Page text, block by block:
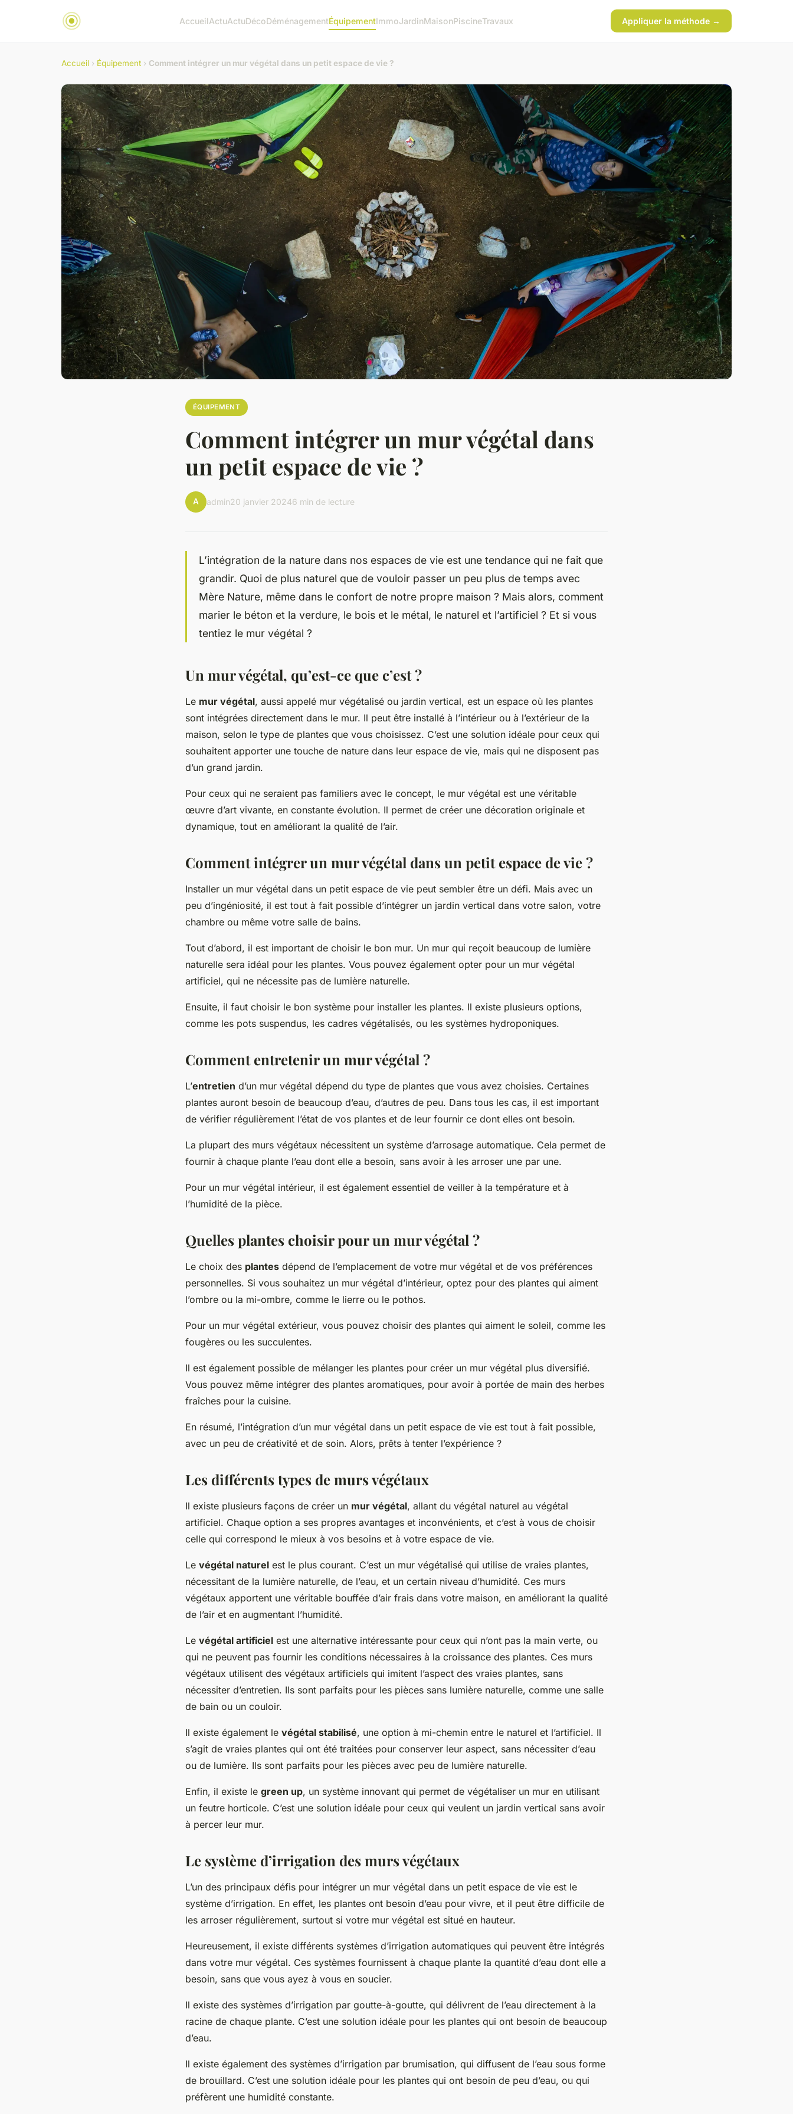
AccueilActuActuDécoDéménagementÉquipementImmoJardinMaisonPiscineTravaux Appliquer la méthode →
Accueil › Équipement › Comment intégrer un mur végétal dans un petit espace de vie ?
ÉQUIPEMENT
Comment intégrer un mur végétal dans
un petit espace de vie ?
A admin20 janvier 20246 min de lecture
L’intégration de la nature dans nos espaces de vie est une tendance qui ne fait que
grandir. Quoi de plus naturel que de vouloir passer un peu plus de temps avec
Mère Nature, même dans le confort de notre propre maison ? Mais alors, comment
marier le béton et la verdure, le bois et le métal, le naturel et l’artificiel ? Et si vous
tentiez le mur végétal ?
Un mur végétal, qu’est-ce que c’est ?
Le mur végétal, aussi appelé mur végétalisé ou jardin vertical, est un espace où les plantes
sont intégrées directement dans le mur. Il peut être installé à l’intérieur ou à l’extérieur de la
maison, selon le type de plantes que vous choisissez. C’est une solution idéale pour ceux qui
souhaitent apporter une touche de nature dans leur espace de vie, mais qui ne disposent pas
d’un grand jardin.
Pour ceux qui ne seraient pas familiers avec le concept, le mur végétal est une véritable
œuvre d’art vivante, en constante évolution. Il permet de créer une décoration originale et
dynamique, tout en améliorant la qualité de l’air.
Comment intégrer un mur végétal dans un petit espace de vie ?
Installer un mur végétal dans un petit espace de vie peut sembler être un défi. Mais avec un
peu d’ingéniosité, il est tout à fait possible d’intégrer un jardin vertical dans votre salon, votre
chambre ou même votre salle de bains.
Tout d’abord, il est important de choisir le bon mur. Un mur qui reçoit beaucoup de lumière
naturelle sera idéal pour les plantes. Vous pouvez également opter pour un mur végétal
artificiel, qui ne nécessite pas de lumière naturelle.
Ensuite, il faut choisir le bon système pour installer les plantes. Il existe plusieurs options,
comme les pots suspendus, les cadres végétalisés, ou les systèmes hydroponiques.
Comment entretenir un mur végétal ?
L’entretien d’un mur végétal dépend du type de plantes que vous avez choisies. Certaines
plantes auront besoin de beaucoup d’eau, d’autres de peu. Dans tous les cas, il est important
de vérifier régulièrement l’état de vos plantes et de leur fournir ce dont elles ont besoin.
La plupart des murs végétaux nécessitent un système d’arrosage automatique. Cela permet de
fournir à chaque plante l’eau dont elle a besoin, sans avoir à les arroser une par une.
Pour un mur végétal intérieur, il est également essentiel de veiller à la température et à
l’humidité de la pièce.
Quelles plantes choisir pour un mur végétal ?
Le choix des plantes dépend de l’emplacement de votre mur végétal et de vos préférences
personnelles. Si vous souhaitez un mur végétal d’intérieur, optez pour des plantes qui aiment
l’ombre ou la mi-ombre, comme le lierre ou le pothos.
Pour un mur végétal extérieur, vous pouvez choisir des plantes qui aiment le soleil, comme les
fougères ou les succulentes.
Il est également possible de mélanger les plantes pour créer un mur végétal plus diversifié.
Vous pouvez même intégrer des plantes aromatiques, pour avoir à portée de main des herbes
fraîches pour la cuisine.
En résumé, l’intégration d’un mur végétal dans un petit espace de vie est tout à fait possible,
avec un peu de créativité et de soin. Alors, prêts à tenter l’expérience ?
Les différents types de murs végétaux
Il existe plusieurs façons de créer un mur végétal, allant du végétal naturel au végétal
artificiel. Chaque option a ses propres avantages et inconvénients, et c’est à vous de choisir
celle qui correspond le mieux à vos besoins et à votre espace de vie.
Le végétal naturel est le plus courant. C’est un mur végétalisé qui utilise de vraies plantes,
nécessitant de la lumière naturelle, de l’eau, et un certain niveau d’humidité. Ces murs
végétaux apportent une véritable bouffée d’air frais dans votre maison, en améliorant la qualité
de l’air et en augmentant l’humidité.
Le végétal artificiel est une alternative intéressante pour ceux qui n’ont pas la main verte, ou
qui ne peuvent pas fournir les conditions nécessaires à la croissance des plantes. Ces murs
végétaux utilisent des végétaux artificiels qui imitent l’aspect des vraies plantes, sans
nécessiter d’entretien. Ils sont parfaits pour les pièces sans lumière naturelle, comme une salle
de bain ou un couloir.
Il existe également le végétal stabilisé, une option à mi-chemin entre le naturel et l’artificiel. Il
s’agit de vraies plantes qui ont été traitées pour conserver leur aspect, sans nécessiter d’eau
ou de lumière. Ils sont parfaits pour les pièces avec peu de lumière naturelle.
Enfin, il existe le green up, un système innovant qui permet de végétaliser un mur en utilisant
un feutre horticole. C’est une solution idéale pour ceux qui veulent un jardin vertical sans avoir
à percer leur mur.
Le système d’irrigation des murs végétaux
L’un des principaux défis pour intégrer un mur végétal dans un petit espace de vie est le
système d’irrigation. En effet, les plantes ont besoin d’eau pour vivre, et il peut être difficile de
les arroser régulièrement, surtout si votre mur végétal est situé en hauteur.
Heureusement, il existe différents systèmes d’irrigation automatiques qui peuvent être intégrés
dans votre mur végétal. Ces systèmes fournissent à chaque plante la quantité d’eau dont elle a
besoin, sans que vous ayez à vous en soucier.
Il existe des systèmes d’irrigation par goutte-à-goutte, qui délivrent de l’eau directement à la
racine de chaque plante. C’est une solution idéale pour les plantes qui ont besoin de beaucoup
d’eau.
Il existe également des systèmes d’irrigation par brumisation, qui diffusent de l’eau sous forme
de brouillard. C’est une solution idéale pour les plantes qui ont besoin de peu d’eau, ou qui
préfèrent une humidité constante.